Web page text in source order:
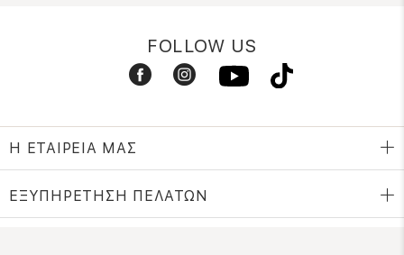
FOLLOW US
Η ΕΤΑΙΡΕΙΑ ΜΑΣ
ΕΞΥΠΗΡΕΤΗΣΗ ΠΕΛΑΤΩΝ